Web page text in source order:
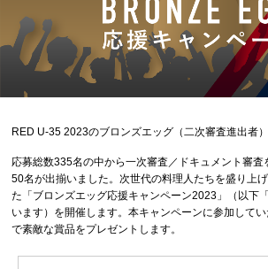
RED U-35 2023のブロンズエッグ（二次審査進出者）
応募総数335名の中から一次審査／ドキュメント審
50名が出揃いました。次世代の料理人たちを盛り上
た「ブロンズエッグ応援キャンペーン2023」（以下
います）を開催します。本キャンペーンに参加して
で素敵な賞品をプレゼントします。